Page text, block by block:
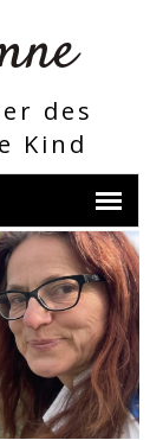
des
Kind